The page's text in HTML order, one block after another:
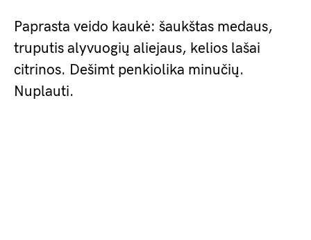
Paprasta veido kaukė: šaukštas medaus,
truputis alyvuogių aliejaus, kelios lašai
citrinos. Dešimt penkiolika minučių.
Nuplauti.